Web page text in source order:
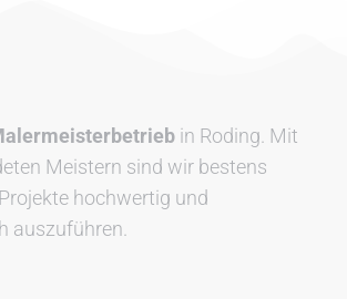
in Roding. Mit
Meistern sind wir bestens
hochwertig und
auszuführen.